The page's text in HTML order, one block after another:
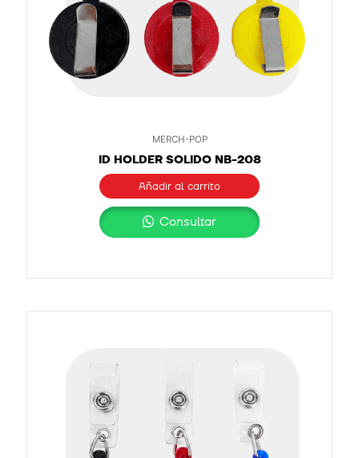
MERCH-POP
ID HOLDER SOLIDO NB-208
Añadir al carrito
Consultar